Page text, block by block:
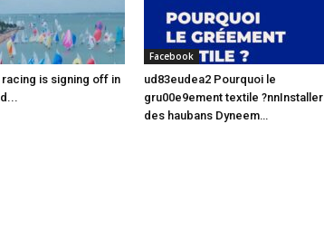
is signing off in
Facebook
ud83eudea2 Pourquoi le
gru00e9ement textile ?nnInstaller
des haubans Dyneem…